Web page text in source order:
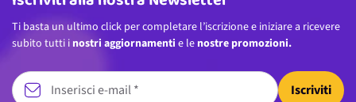
Ti basta un ultimo click per completare l’iscrizione e iniziare a ricevere
subito tutti i nostri aggiornamenti e le nostre promozioni.
Iscriviti